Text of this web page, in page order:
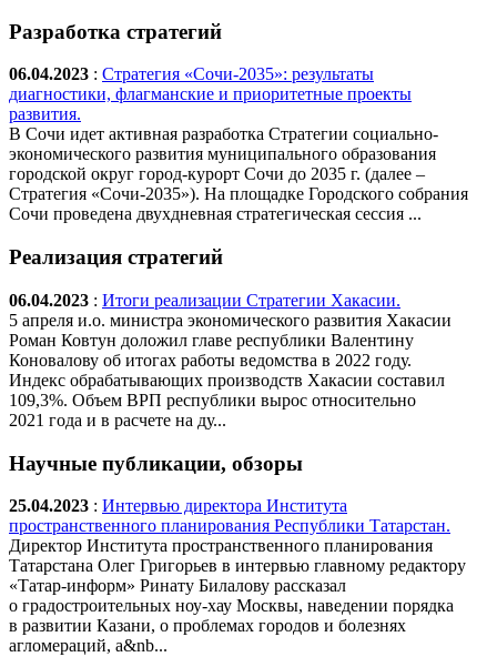
Разработка стратегий
06.04.2023 : Стратегия «Сочи-2035»: результаты
диагностики, флагманские и приоритетные проекты
развития.
В Сочи идет активная разработка Стратегии социально-
экономического развития муниципального образования
городской округ город-курорт Сочи до 2035 г. (далее –
Стратегия «Сочи-2035»). На площадке Городского собрания
Сочи проведена двухдневная стратегическая сессия ...
Реализация стратегий
06.04.2023 : Итоги реализации Стратегии Хакасии.
5 апреля и.о. министра экономического развития Хакасии
Роман Ковтун доложил главе республики Валентину
Коновалову об итогах работы ведомства в 2022 году.
Индекс обрабатывающих производств Хакасии составил
109,3%. Объем ВРП республики вырос относительно
2021 года и в расчете на ду...
Научные публикации, обзоры
25.04.2023 : Интервью директора Института
пространственного планирования Республики Татарстан.
Директор Института пространственного планирования
Татарстана Олег Григорьев в интервью главному редактору
«Татар-информ» Ринату Билалову рассказал
о градостроительных ноу-хау Москвы, наведении порядка
в развитии Казани, о проблемах городов и болезнях
агломераций, а&nb...